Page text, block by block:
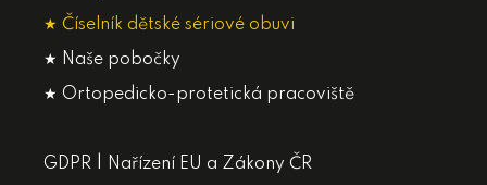
★ Číselník dětské sériové obuvi
★ Naše pobočky
★ Ortopedicko-protetická pracoviště
GDPR Nařízení EU a Zákony ČR